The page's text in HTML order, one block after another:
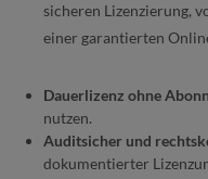
sicheren Lizenzierung,
einer garantierten
Dauerlizenz ohne
nutzen.
Auditsicher und
dokumentierter